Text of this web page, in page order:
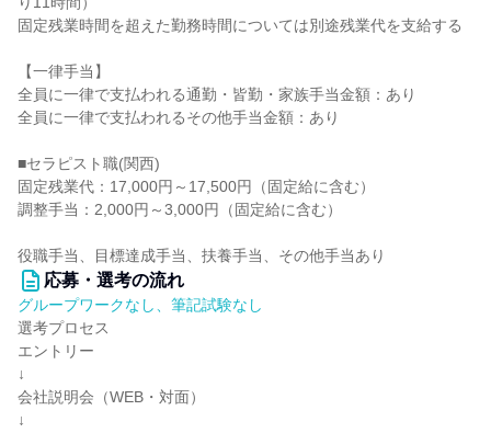
固定残業時間を超えた勤務時間については別途残業代を支給する
【一律手当】
全員に一律で支払われる通勤・皆勤・家族手当金額：あり
全員に一律で支払われるその他手当金額：あり
■セラピスト職(関西)
固定残業代：17,000円～17,500円（固定給に含む）
調整手当：2,000円～3,000円（固定給に含む）
役職手当、目標達成手当、扶養手当、その他手当あり
応募・選考の流れ
グループワークなし、筆記試験なし
選考プロセス
エントリー
↓
会社説明会（WEB・対面）
↓